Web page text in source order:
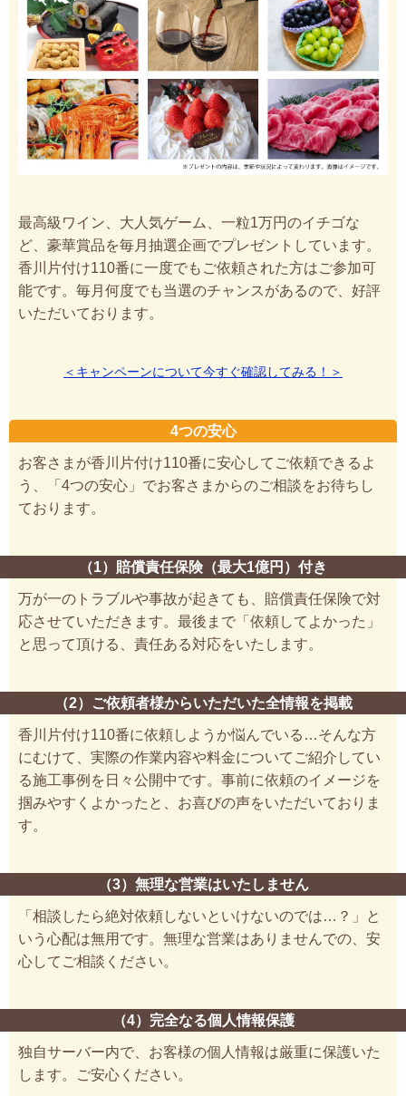
最高級ワイン、大人気ゲーム、一粒1万円のイチゴな
ど、豪華賞品を毎月抽選企画でプレゼントしています。
香川片付け110番に一度でもご依頼された方はご参加可
能です。毎月何度でも当選のチャンスがあるので、好評
いただいております。
＜キャンペーンについて今すぐ確認してみる！＞
4つの安心
お客さまが香川片付け110番に安心してご依頼できるよ
う、「4つの安心」でお客さまからのご相談をお待ちし
ております。
（1）賠償責任保険（最大1億円）付き
万が一のトラブルや事故が起きても、賠償責任保険で対
応させていただきます。最後まで「依頼してよかった」
と思って頂ける、責任ある対応をいたします。
（2）ご依頼者様からいただいた全情報を掲載
香川片付け110番に依頼しようか悩んでいる…そんな方
にむけて、実際の作業内容や料金についてご紹介してい
る施工事例を日々公開中です。事前に依頼のイメージを
掴みやすくよかったと、お喜びの声をいただいておりま
す。
（3）無理な営業はいたしません
「相談したら絶対依頼しないといけないのでは…？」と
いう心配は無用です。無理な営業はありませんでの、安
心してご相談ください。
（4）完全なる個人情報保護
独自サーバー内で、お客様の個人情報は厳重に保護いた
します。ご安心ください。